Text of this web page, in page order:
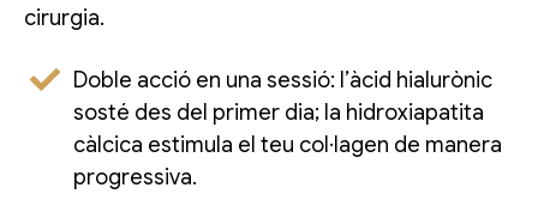
cirurgia.
Doble acció en una sessió: l’àcid hialurònic
sosté des del primer dia; la hidroxiapatita
càlcica estimula el teu col·lagen de manera
progressiva.